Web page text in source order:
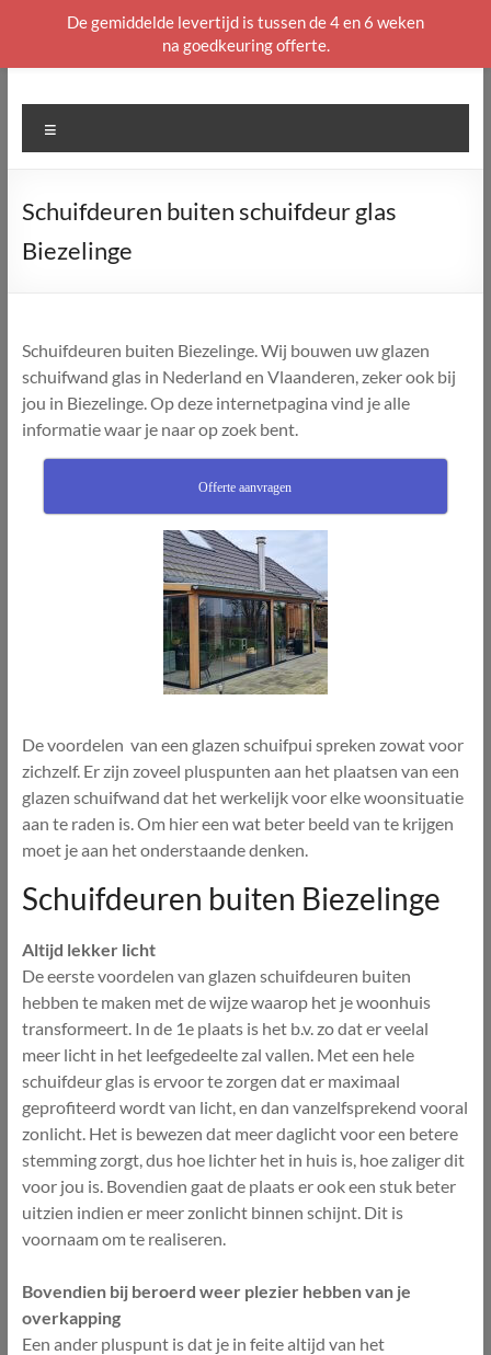
naar
Schuifdeuren buiten schuifdeur glas
Biezelinge
Schuifdeuren buiten Biezelinge. Wij bouwen uw glazen
schuifwand glas in Nederland en Vlaanderen, zeker ook bij
jou in Biezelinge. Op deze internetpagina vind je alle
informatie waar je naar op zoek bent.
Offerte aanvragen
De voordelen van een glazen schuifpui spreken zowat voor
zichzelf. Er zijn zoveel pluspunten aan het plaatsen van een
glazen schuifwand dat het werkelijk voor elke woonsituatie
aan te raden is. Om hier een wat beter beeld van te krijgen
moet je aan het onderstaande denken.
Schuifdeuren buiten Biezelinge
Altijd lekker licht
De eerste voordelen van glazen schuifdeuren buiten
hebben te maken met de wijze waarop het je woonhuis
transformeert. In de 1e plaats is het b.v. zo dat er veelal
meer licht in het leefgedeelte zal vallen. Met een hele
schuifdeur glas is ervoor te zorgen dat er maximaal
geprofiteerd wordt van licht, en dan vanzelfsprekend vooral
zonlicht. Het is bewezen dat meer daglicht voor een betere
stemming zorgt, dus hoe lichter het in huis is, hoe zaliger dit
voor jou is. Bovendien gaat de plaats er ook een stuk beter
uitzien indien er meer zonlicht binnen schijnt. Dit is
voornaam om te realiseren.
Bovendien bij beroerd weer plezier hebben van je
overkapping
Een ander pluspunt is dat je in feite altijd van het
De gemiddelde levertijd is tussen de 4 en 6 weken
na goedkeuring offerte.